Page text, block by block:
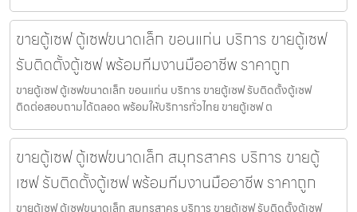
ขายตู้เซฟ ตู้เซฟขนาดเล็ก ขอนแก่น บริการ ขายตู้เซฟ
รับติดตั้งตู้เซฟ พร้อมทีมงานมืออาชีพ ราคาถูก
ขายตู้เซฟ ตู้เซฟขนาดเล็ก ขอนแก่น บริการ ขายตู้เซฟ รับติดตั้งตู้เซฟ
ติดต่อสอบถามได้ตลอด พร้อมให้บริการทั่วไทย ขายตู้เซฟ ต
ขายตู้เซฟ ตู้เซฟขนาดเล็ก สมุทรสาคร บริการ ขายตู้
เซฟ รับติดตั้งตู้เซฟ พร้อมทีมงานมืออาชีพ ราคาถูก
ขายตู้เซฟ ตู้เซฟขนาดเล็ก สมุทรสาคร บริการ ขายตู้เซฟ รับติดตั้งตู้เซฟ